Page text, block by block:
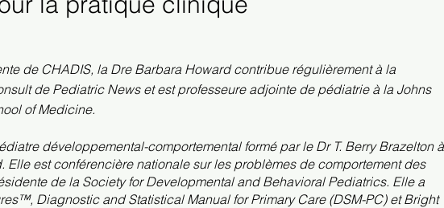
de CHADIS, la Dre Barbara Howard contribue régulièrement à la
de Pediatric News et est professeure adjointe de pédiatrie à la Johns
of Medicine.
développemental-comportemental formé par le Dr T. Berry Brazelton à
Elle est conférencière nationale sur les problèmes de comportement des
de la Society for Developmental and Behavioral Pediatrics. Elle a
Diagnostic and Statistical Manual for Primary Care (DSM-PC) et Bright